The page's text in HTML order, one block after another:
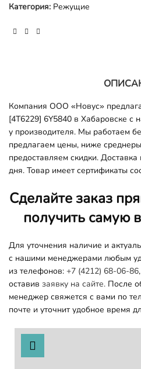
Категория: Режущие
Компания ООО «Новус»
[4T6229] 6Y5840 в Хабаровске с
у производителя. Мы работаем
предлагаем цены, ниже
предоставляем скидки.
дня. Товар имеет сертификаты
Сделайте заказ
получить самую
Для уточнения наличие и
с нашими менеджерами любым
из телефонов: +7 (4212) 68-06-86,
оставив заявку на сайте. После
менеджер свяжется с вами по
почте и уточнит удобное время